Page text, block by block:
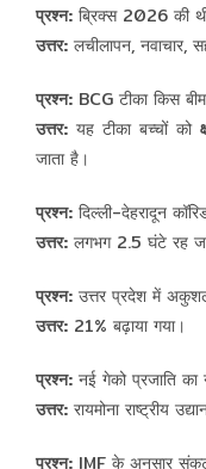
प्रश्न:ब्रिक्स 2026 की
उत्तर:लचीलापन, नवाचार,
प्रश्न:BCG टीका किस
उत्तर:यह टीका बच्चों को
जाता है।
प्रश्न:दिल्ली-देहरादून
उत्तर:लगभग 2.5 घंटे रह
प्रश्न:उत्तर प्रदेश में अकुशल
उत्तर:21% बढ़ाया गया।
प्रश्न:नई गेको प्रजाति का
उत्तर:रायमोना राष्ट्रीय
प्रश्न:IMF के अनुसार संकट